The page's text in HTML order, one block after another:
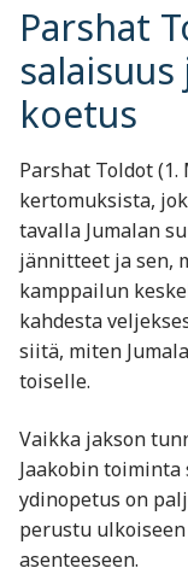
Parshat
koetus
Parshat Toldot (1.
kertomuksista,
tavalla Jumalan
jännitteet ja sen,
kamppailun
kahdesta
siitä, miten
toiselle.
Vaikka jakson
Jaakobin toiminta
ydinopetus on
perustu
asenteeseen.